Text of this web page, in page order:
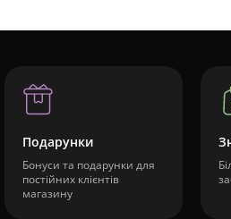
Подарунки
Бонуси та подарунки для
постійних клієнтів
магазину